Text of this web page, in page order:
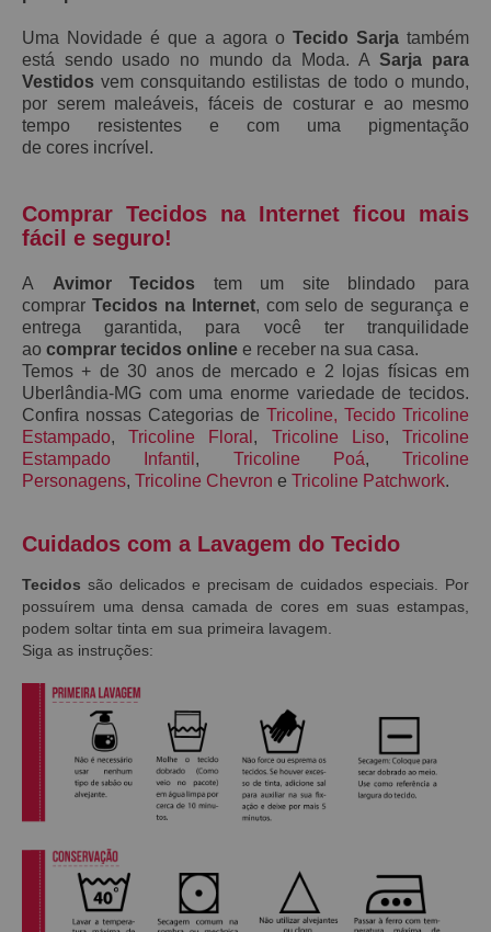
Uma Novidade é que a agora o Tecido Sarja também
está sendo usado no mundo da Moda. ASarja para
Vestidos vem consquitando estilistas de todo o mundo,
por serem maleáveis, fáceis de costurar e ao mesmo
tempo resistentes e com uma pigmentação
de cores incrível.
Comprar Tecidos na Internet ficou mais
fácil e seguro!
A Avimor Tecidos tem um site blindado para
comprar Tecidos na Internet, com selo de segurança e
entrega garantida, para você ter tranquilidade
ao comprar tecidos online e receber na sua casa.
Temos + de 30 anos de mercado e 2 lojas físicas em
Uberlândia-MG com uma enorme variedade de tecidos.
Confira nossas Categorias de Tricoline, Tecido Tricoline
Estampado,Tricoline Floral , Tricoline Liso,Tricoline
Estampado Infantil , Tricoline Poá, Tricoline
Personagens, Tricoline Chevron e Tricoline Patchwork.
Cuidados com a Lavagem do Tecido
Tecidos são delicados e precisam de cuidados especiais. Por
possuírem uma densa camada de cores em suas estampas,
podem soltar tinta em sua primeira lavagem.
Siga as instruções: